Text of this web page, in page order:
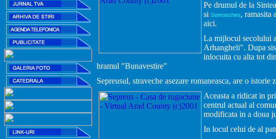
Pe drumul de la
si Somosches, ramasita
aici.
La mijlocul secolului
Arhangheli". Dupa
inlocuita cu alta tot
hramul "Bunavestire"
Sepreusul, straveche asezare romaneasca, are o
Aceasta a ridicat in
centrul actual al
modificata in a doua
In locul celui de al